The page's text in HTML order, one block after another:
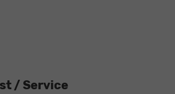
/ Service